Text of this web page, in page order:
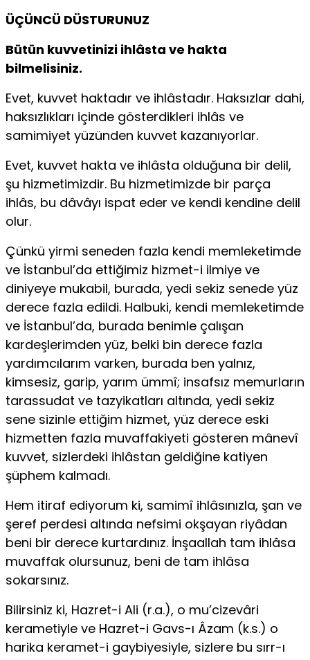
ÜÇÜNCÜ DÜSTURUNUZ
Bütün kuvvetinizi ihlâsta ve hakta
bilmelisiniz.
Evet, kuvvet haktadır ve ihlâstadır. Haksızlar dahi,
haksızlıkları içinde gösterdikleri ihlâs ve
samimiyet yüzünden kuvvet kazanıyorlar.
Evet, kuvvet hakta ve ihlâsta olduğuna bir delil,
şu hizmetimizdir. Bu hizmetimizde bir parça
ihlâs, bu dâvâyı ispat eder ve kendi kendine delil
olur.
Çünkü yirmi seneden fazla kendi memleketimde
ve İstanbul’da ettiğimiz hizmet-i ilmiye ve
diniyeye mukabil, burada, yedi sekiz senede yüz
derece fazla edildi. Halbuki, kendi memleketimde
ve İstanbul’da, burada benimle çalışan
kardeşlerimden yüz, belki bin derece fazla
yardımcılarım varken, burada ben yalnız,
kimsesiz, garip, yarım ümmî; insafsız memurların
tarassudat ve tazyikatları altında, yedi sekiz
sene sizinle ettiğim hizmet, yüz derece eski
hizmetten fazla muvaffakiyeti gösteren mânevî
kuvvet, sizlerdeki ihlâstan geldiğine katiyen
şüphem kalmadı.
Hem itiraf ediyorum ki, samimî ihlâsınızla, şan ve
şeref perdesi altında nefsimi okşayan riyâdan
beni bir derece kurtardınız. İnşaallah tam ihlâsa
muvaffak olursunuz, beni de tam ihlâsa
sokarsınız.
Bilirsiniz ki, Hazret-i Ali (r.a.), o mu’cizevâri
kerametiyle ve Hazret-i Gavs-ı Âzam (k.s.) o
harika keramet-i gaybiyesiyle, sizlere bu sırr-ı